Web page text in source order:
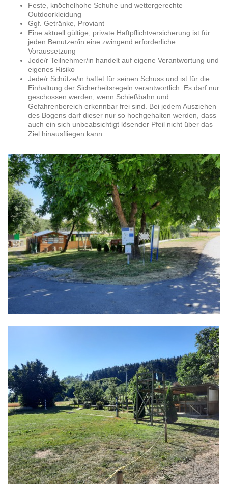
Feste, knöchelhohe Schuhe und wettergerechte
Outdoorkleidung
Ggf. Getränke, Proviant
Eine aktuell gültige, private Haftpflichtversicherung ist für
jeden Benutzer/in eine zwingend erforderliche
Voraussetzung
Jede/r Teilnehmer/in handelt auf eigene Verantwortung und
eigenes Risiko
Jede/r Schütze/in haftet für seinen Schuss und ist für die
Einhaltung der Sicherheitsregeln verantwortlich. Es darf nur
geschossen werden, wenn Schießbahn und
Gefahrenbereich erkennbar frei sind. Bei jedem Ausziehen
des Bogens darf dieser nur so hochgehalten werden, dass
auch ein sich unbeabsichtigt lösender Pfeil nicht über das
Ziel hinausfliegen kann